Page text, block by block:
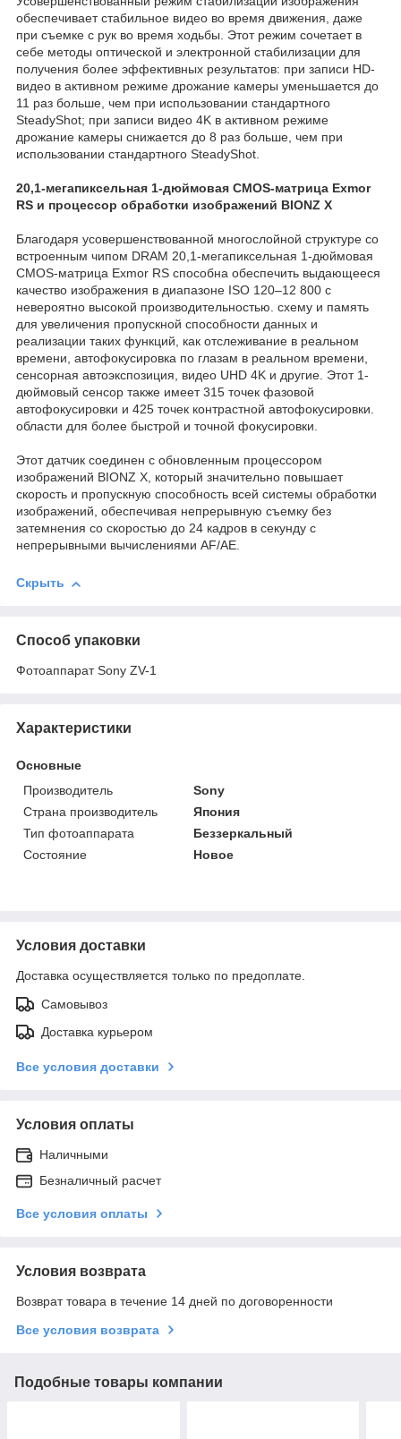
обеспечивает стабильное видео во время движения, даже
при съемке с рук во время ходьбы. Этот режим сочетает в
себе методы оптической и электронной стабилизации для
получения более эффективных результатов: при записи HD-
видео в активном режиме дрожание камеры уменьшается до
11 раз больше, чем при использовании стандартного
SteadyShot; при записи видео 4K в активном режиме
дрожание камеры снижается до 8 раз больше, чем при
использовании стандартного SteadyShot.
20,1-мегапиксельная 1-дюймовая CMOS-матрица Exmor
RS и процессор обработки изображений BIONZ X
Благодаря усовершенствованной многослойной структуре со
встроенным чипом DRAM 20,1-мегапиксельная 1-дюймовая
CMOS-матрица Exmor RS способна обеспечить выдающееся
качество изображения в диапазоне ISO 120–12 800 с
невероятно высокой производительностью. схему и память
для увеличения пропускной способности данных и
реализации таких функций, как отслеживание в реальном
времени, автофокусировка по глазам в реальном времени,
сенсорная автоэкспозиция, видео UHD 4K и другие. Этот 1-
дюймовый сенсор также имеет 315 точек фазовой
автофокусировки и 425 точек контрастной автофокусировки.
области для более быстрой и точной фокусировки.
Этот датчик соединен с обновленным процессором
изображений BIONZ X, который значительно повышает
скорость и пропускную способность всей системы обработки
изображений, обеспечивая непрерывную съемку без
затемнения со скоростью до 24 кадров в секунду с
непрерывными вычислениями AF/AE.
Скрыть
Способ упаковки
Фотоаппарат Sony ZV-1
Характеристики
Основные
Производитель
Sony
Страна производитель
Япония
Тип фотоаппарата
Беззеркальный
Состояние
Новое
Условия доставки
Доставка осуществляется только по предоплате.
Самовывоз
Доставка курьером
Все условия доставки
Условия оплаты
Наличными
Безналичный расчет
Все условия оплаты
Условия возврата
Возврат товара в течение 14 дней по договоренности
Все условия возврата
Подобные товары компании